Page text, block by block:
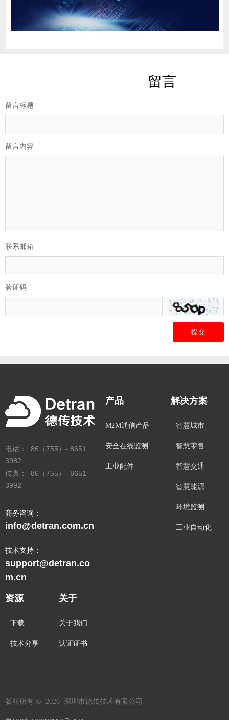
留言
留言标题
留言内容
联系邮箱
验证码
提交
版权所有 ©  2026 深圳市德传技术有限公司
电话： 86（755）- 8651
3982
传真： 86（755）- 8651
3992
商务咨询：
info@detran.com.cn
技术支持：
support@detran.co
m.cn
产品
M2M通信产品
安全在线监测
工业配件
智慧城市
智慧零售
智慧交通
智慧能源
环境监测
工业自动化
解决方案
资源
下载
技术分享
关于
关于我们
认证证书